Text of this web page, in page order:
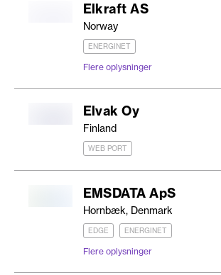
Elkraft AS
Norway
ENERGINET
Flere oplysninger
Elvak Oy
Finland
WEB PORT
EMSDATA ApS
Hornbæk, Denmark
EDGE ENERGINET
Flere oplysninger